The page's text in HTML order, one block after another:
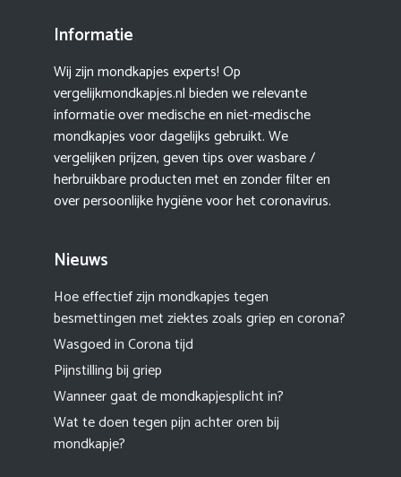
Informatie
Wij zijn mondkapjes experts! Op
vergelijkmondkapjes.nl bieden we relevante
informatie over medische en niet-medische
mondkapjes voor dagelijks gebruikt. We
vergelijken prijzen, geven tips over wasbare /
herbruikbare producten met en zonder filter en
over persoonlijke hygiëne voor het coronavirus.
Nieuws
Hoe effectief zijn mondkapjes tegen
besmettingen met ziektes zoals griep en corona?
Wasgoed in Corona tijd
Pijnstilling bij griep
Wanneer gaat de mondkapjesplicht in?
Wat te doen tegen pijn achter oren bij
mondkapje?